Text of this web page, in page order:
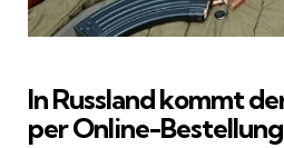
In Russland kommt
per Online-Bestellung